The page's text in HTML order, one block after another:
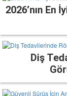
2026’nın En
Diş